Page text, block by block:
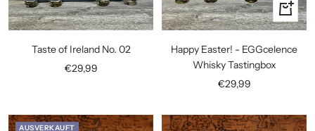
Taste of Ireland No. 02
Angebotspreis
€29,99
In
den
Happy Easter! - EGGcelence
Whisky Tastingbox
Angebotspreis
€29,99
AUSVERKAUFT